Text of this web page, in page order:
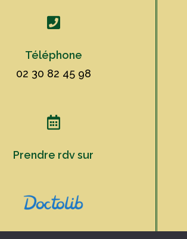

Téléphone
02 30 82 45 98

Prendre rdv sur